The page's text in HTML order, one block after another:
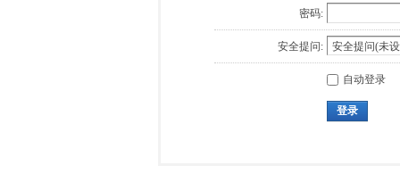
密码:
安全提问:
自动登录
登录